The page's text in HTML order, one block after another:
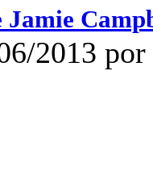
Jamie
2013